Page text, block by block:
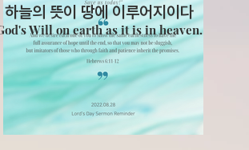
하늘의 뜻이 땅에 이루어지이다
Will on earth as it is in heaven.